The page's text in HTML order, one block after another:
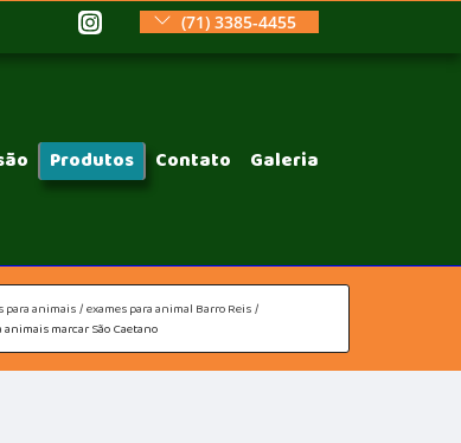
(71) 3385-4455
Produtos Contato Galeria
para animais exames para animal Barro Reis
animais marcar São Caetano